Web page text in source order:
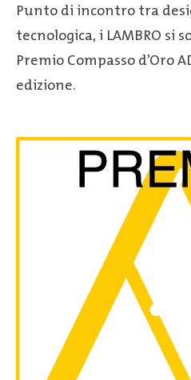
Punto di incontro tra
tecnologica, i LAMBRO si
Premio Compasso d’Oro
edizione.